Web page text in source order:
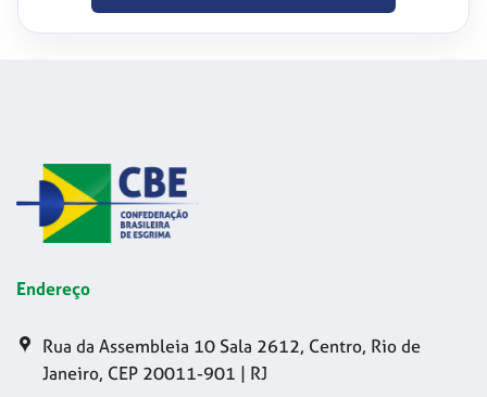
Endereço
Rua da Assembleia 10 Sala 2612, Centro, Rio de
Janeiro, CEP 20011-901 | RJ